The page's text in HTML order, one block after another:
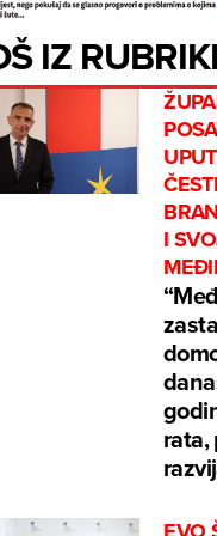
IZ
I
rata,